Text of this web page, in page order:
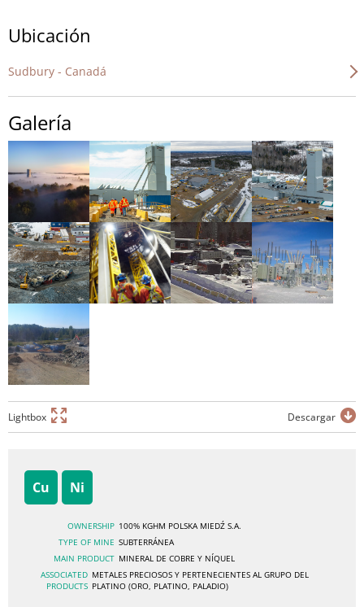
Ubicación
Sudbury - Canadá
Galería
Lightbox Descargar
Cu Ni
OWNERSHIP 100% KGHM POLSKA MIEDŹ S.A.
TYPE OF MINE SUBTERRÁNEA
MAIN PRODUCT MINERAL DE COBRE Y NÍQUEL
ASSOCIATED
PRODUCTS
METALES PRECIOSOS Y PERTENECIENTES AL GRUPO DEL
PLATINO (ORO, PLATINO, PALADIO)